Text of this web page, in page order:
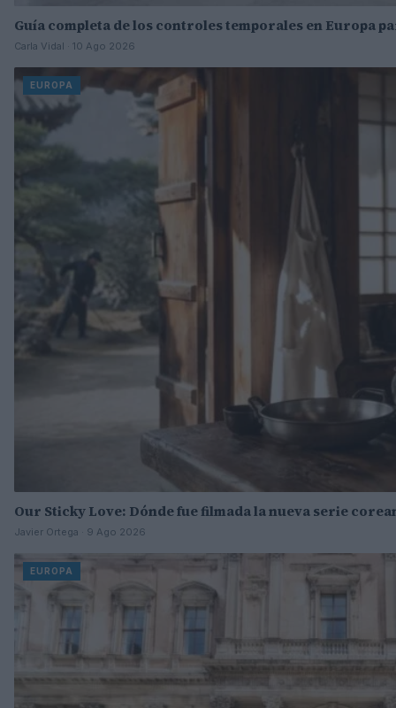
Guía completa de los controles temporales en Europa
Carla Vidal · 10 Ago 2026
EUROPA
Our Sticky Love: Dónde fue filmada la nueva serie
Javier Ortega · 9 Ago 2026
EUROPA